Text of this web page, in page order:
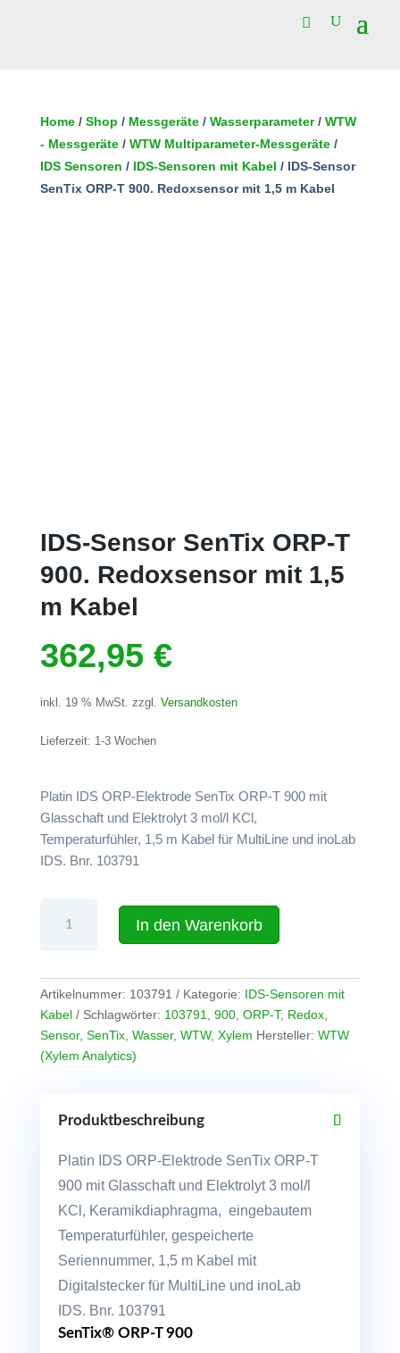
In den Warenkorb
Home/ Shop / Messgeräte/ Wasserparameter/ WTW
- Messgeräte/ WTW Multiparameter-Messgeräte/
IDS Sensoren / IDS-Sensoren mit Kabel / IDS-Sensor
SenTix ORP-T 900. Redoxsensor mit 1,5 m Kabel
IDS-Sensor SenTix ORP-T
900. Redoxsensor mit 1,5
m Kabel
362,95 €
inkl. 19 % MwSt. zzgl. Versandkosten
Lieferzeit: 1-3 Wochen
Platin IDS ORP-Elektrode SenTix ORP-T 900 mit
Glasschaft und Elektrolyt 3 mol/l KCl,
Temperaturfühler, 1,5 m Kabel für MultiLine und inoLab
IDS. Bnr. 103791
Sensor
T
900.
Redoxsensor
mit
Kabel
In den Warenkorb
Artikelnummer: 103791 Kategorie: IDS-Sensoren mit
Kabel
Schlagwörter: 103791, 900, ORP-T, Redox,
Sensor, SenTix, Wasser, WTW, Xylem Hersteller: WTW
(Xylem Analytics)
Produktbeschreibung
Platin IDS ORP-Elektrode SenTix ORP-T
900 mit Glasschaft und Elektrolyt 3 mol/l
KCl, Keramikdiaphragma, eingebautem
Temperaturfühler, gespeicherte
Seriennummer, 1,5 m Kabel mit
Digitalstecker für MultiLine und inoLab
IDS. Bnr. 103791
SenTix® ORP-T 900